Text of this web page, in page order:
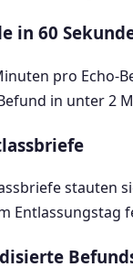
in 60
pro Echo-
in unter 2
stauten
Entlassungstag